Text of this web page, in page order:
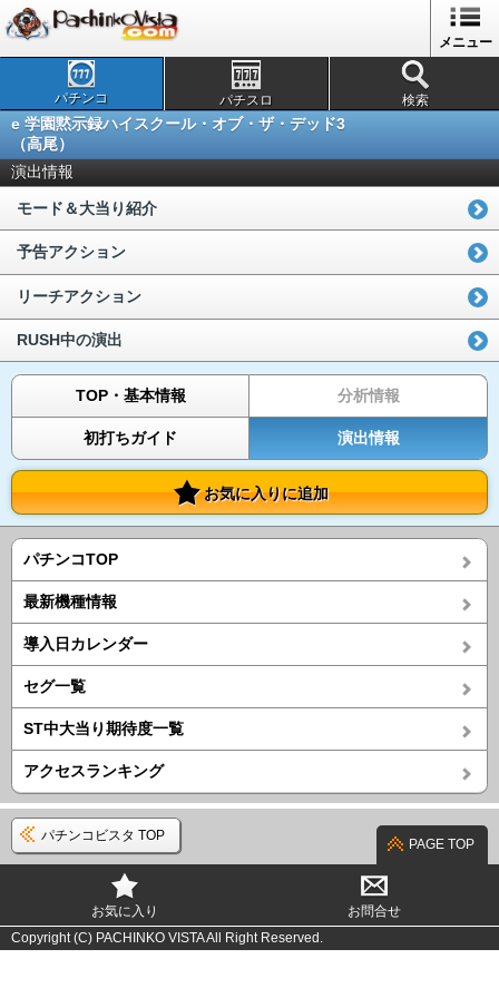
メニュー
パチンコ パチスロ 検索
e 学園黙示録ハイスクール・オブ・ザ・デッド3
（高尾）
演出情報
モード＆大当り紹介
予告アクション
リーチアクション
RUSH中の演出
TOP・基本情報 分析情報
初打ちガイド 演出情報
お気に入りに追加
パチンコTOP
最新機種情報
導入日カレンダー
セグ一覧
ST中大当り期待度一覧
アクセスランキング
パチンコビスタ TOP
PAGE TOP
お気に入り
お問合せ
Copyright (C) PACHINKO VISTA All Right Reserved.